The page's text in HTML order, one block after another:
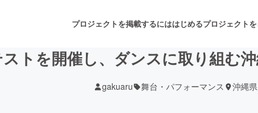
プロジェクトを掲載するにははじめるプロジェクト
トを開催し、ダンスに取り組む
gakuaru 舞台・パフォーマンス 沖縄県